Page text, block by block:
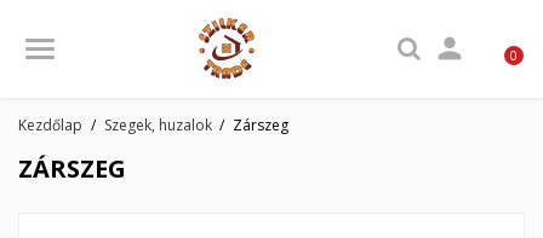
 0
Kezdőlap Szegek, huzalok Zárszeg
ZÁRSZEG